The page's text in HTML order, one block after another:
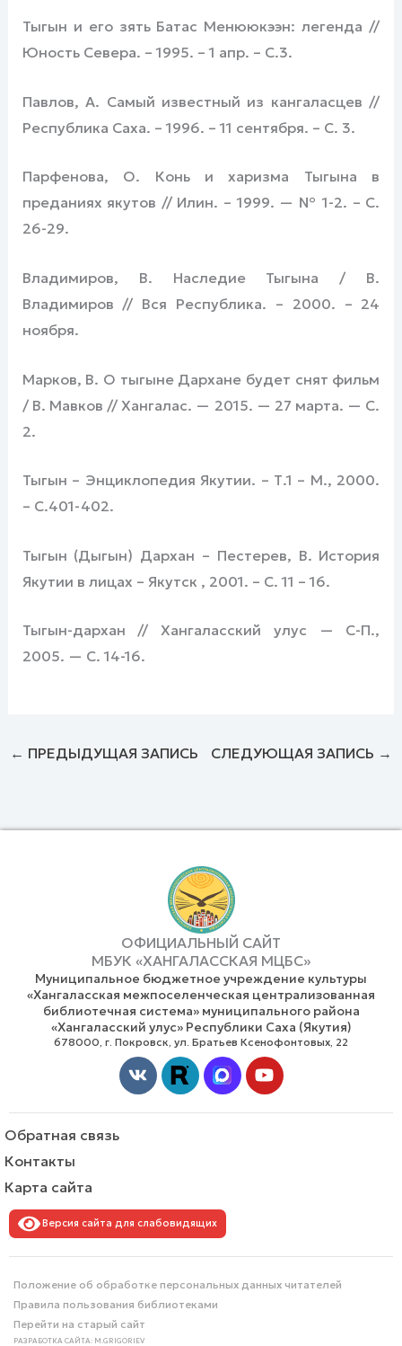
Тыгын и его зять Батас Менююкээн: легенда //
Юность Севера. – 1995. – 1 апр. – С.3.
Павлов, А. Самый известный из кангаласцев //
Республика Саха. – 1996. – 11 сентября. – С. 3.
Парфенова, О. Конь и харизма Тыгына в
преданиях якутов // Илин. – 1999. — № 1-2. – С.
26-29.
Владимиров, В. Наследие Тыгына / В.
Владимиров // Вся Республика. – 2000. – 24
ноября.
Марков, В. О тыгыне Дархане будет снят фильм
/ В. Мавков // Хангалас. — 2015. — 27 марта. — С.
2.
Тыгын – Энциклопедия Якутии. – Т.1 – М., 2000.
– С.401-402.
Тыгын (Дыгын) Дархан – Пестерев, В. История
Якутии в лицах – Якутск , 2001. – С. 11 – 16.
Тыгын-дархан // Хангаласский улус — С-П.,
2005. — С. 14-16.
← ПРЕДЫДУЩАЯ ЗАПИСЬ СЛЕДУЮЩАЯ ЗАПИСЬ →
ОФИЦИАЛЬНЫЙ САЙТ
МБУК «ХАНГАЛАССКАЯ МЦБС»
Муниципальное бюджетное учреждение культуры
«Хангаласская межпоселенческая централизованная
библиотечная система» муниципального района
«Хангаласский улус» Республики Саха (Якутия)
678000, г. Покровск, ул. Братьев Ксенофонтовых, 22
Vk Youtube
Обратная связь
Контакты
Карта сайта
Версия сайта для слабовидящих
Положение об обработке персональных данных читателей
Правила пользования библиотеками
Перейти на старый сайт
РАЗРАБОТКА САЙТА: M.GRIGORIEV